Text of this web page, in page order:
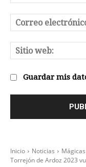
Guardar mis